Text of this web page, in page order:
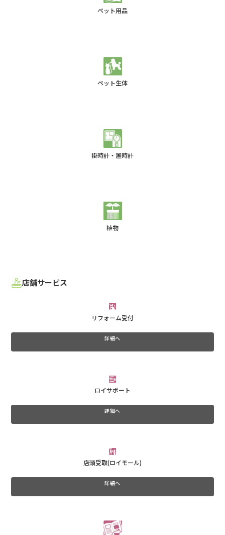
ペット用品
ペット生体
掛時計・置時計
植物
店舗サービス
リフォーム受付
詳細へ
ロイサポート
詳細へ
店頭受取(ロイモール)
詳細へ